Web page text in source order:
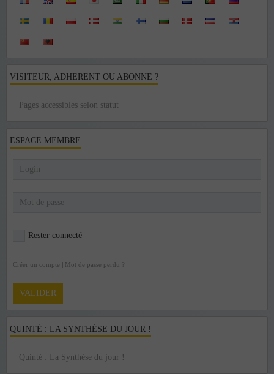
VISITEUR, ADHERENT OU ABONNE ?
Pages accessibles selon statut
ESPACE MEMBRE
Rester connecté
Créer un compte Mot de passe perdu ?
VALIDER
QUINTÉ : LA SYNTHÈSE DU JOUR !
Quinté : La Synthèse du jour !